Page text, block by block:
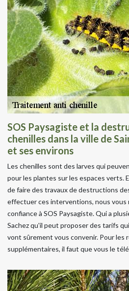
SOS Paysagiste et la
chenilles dans la ville de
et ses environs
Les chenilles sont des larves qui
pour les plantes sur les espaces verts.
de faire des travaux de destructions
effectuer ces interventions, nous vous
confiance à SOS Paysagiste. Qui a
Sachez qu'il peut proposer des tarifs
vont sûrement vous convenir. Pour les
supplémentaires, il faut que vous le